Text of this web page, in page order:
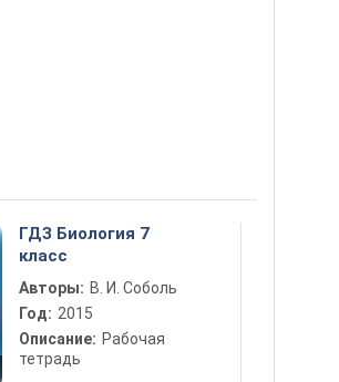
ГДЗ Биология 7
класс
Авторы: В. И. Соболь
Год: 2015
Описание: Рабочая
тетрадь